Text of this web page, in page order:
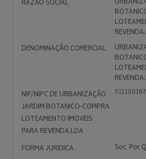
RAZÃO SOCIAL
DENOMINAÇÃO COMERCIAL
NIF/NIPC DE URBANIZAÇÃO
JARDIM BOTANICO-COMPRA
LOTEAMENTO IMOVEIS
PARA REVENDA,LDA
511100167
FORMA JURÍDICA
Soc. Por